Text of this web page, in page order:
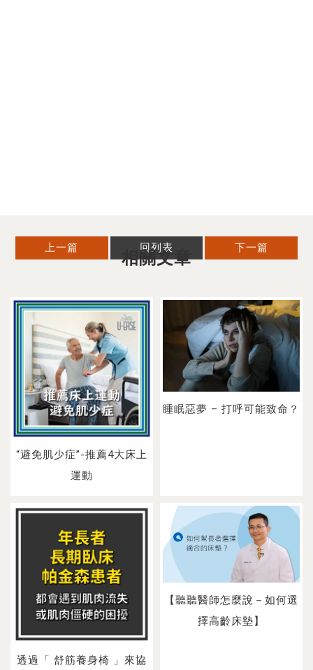
上一篇 回列表 下一篇
“避免肌少症”-推薦4大床上
運動
睡眠惡夢 – 打呼可能致命？
透過「 舒筋養身椅 」來協
【聽聽醫師怎麼說－如何選
擇高齡床墊】